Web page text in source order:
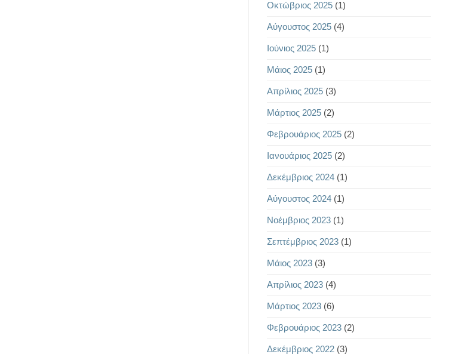
Οκτώβριος 2025 (1)
Αύγουστος 2025 (4)
Ιούνιος 2025 (1)
Μάιος 2025 (1)
Απρίλιος 2025 (3)
Μάρτιος 2025 (2)
Φεβρουάριος 2025 (2)
Ιανουάριος 2025 (2)
Δεκέμβριος 2024 (1)
Αύγουστος 2024 (1)
Νοέμβριος 2023 (1)
Σεπτέμβριος 2023 (1)
Μάιος 2023 (3)
Απρίλιος 2023 (4)
Μάρτιος 2023 (6)
Φεβρουάριος 2023 (2)
Δεκέμβριος 2022 (3)